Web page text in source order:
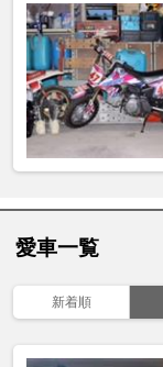
愛車一覧
新着順